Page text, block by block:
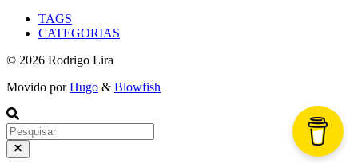
TAGS
CATEGORIAS
© 2026 Rodrigo Lira
Movido porHugo & Blowfish